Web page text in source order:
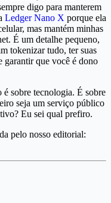
digo para manterem
Ledger Nano X porque ela
mas mantém minhas
É um detalhe pequeno,
tokenizar tudo, ter suas
garantir que você é dono
é sobre tecnologia. É sobre
seja um serviço público
Eu sei qual prefiro.
pelo nosso editorial: